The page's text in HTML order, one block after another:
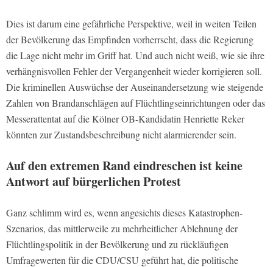
Dies ist darum eine gefährliche Perspektive, weil in weiten Teilen
der Bevölkerung das Empfinden vorherrscht, dass die Regierung
die Lage nicht mehr im Griff hat. Und auch nicht weiß, wie sie ihre
verhängnisvollen Fehler der Vergangenheit wieder korrigieren soll.
Die kriminellen Auswüchse der Auseinandersetzung wie steigende
Zahlen von Brandanschlägen auf Flüchtlingseinrichtungen oder das
Messerattentat auf die Kölner OB-Kandidatin Henriette Reker
könnten zur Zustandsbeschreibung nicht alarmierender sein.
Auf den extremen Rand eindreschen ist keine
Antwort auf bürgerlichen Protest
Ganz schlimm wird es, wenn angesichts dieses Katastrophen-
Szenarios, das mittlerweile zu mehrheitlicher Ablehnung der
Flüchtlingspolitik in der Bevölkerung und zu rückläufigen
Umfragewerten für die CDU/CSU geführt hat, die politische